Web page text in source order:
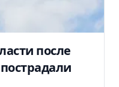
после